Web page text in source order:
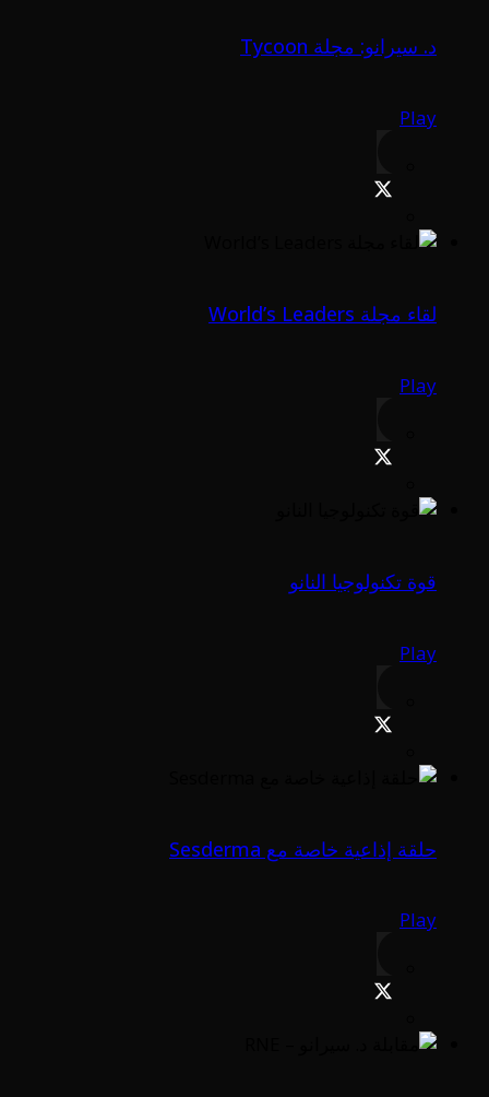
د. سيرانو: مجلة Tycoon
Play
لقاء مجلة World’s Leaders
Play
قوة تكنولوجيا النانو
Play
حلقة إذاعية خاصة مع Sesderma
Play